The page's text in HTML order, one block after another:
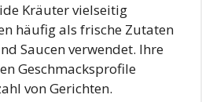
Kräuter vielseitig
häufig als frische Zutaten
Saucen verwendet. Ihre
Geschmacksprofile
von Gerichten.